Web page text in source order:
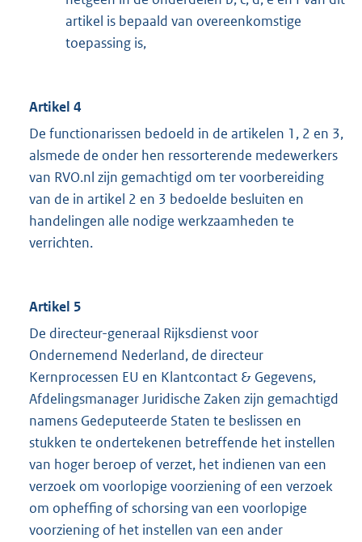
artikel is bepaald van overeenkomstige
toepassing is,
Artikel 4
De functionarissen bedoeld in de artikelen 1, 2 en 3,
alsmede de onder hen ressorterende medewerkers
van RVO.nl zijn gemachtigd om ter voorbereiding
van de in artikel 2 en 3 bedoelde besluiten en
handelingen alle nodige werkzaamheden te
verrichten.
Artikel 5
De directeur-generaal Rijksdienst voor
Ondernemend Nederland, de directeur
Kernprocessen EU en Klantcontact & Gegevens,
Afdelingsmanager Juridische Zaken zijn gemachtigd
namens Gedeputeerde Staten te beslissen en
stukken te ondertekenen betreffende het instellen
van hoger beroep of verzet, het indienen van een
verzoek om voorlopige voorziening of een verzoek
om opheffing of schorsing van een voorlopige
voorziening of het instellen van een ander